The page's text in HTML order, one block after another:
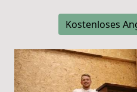
Kostenloses